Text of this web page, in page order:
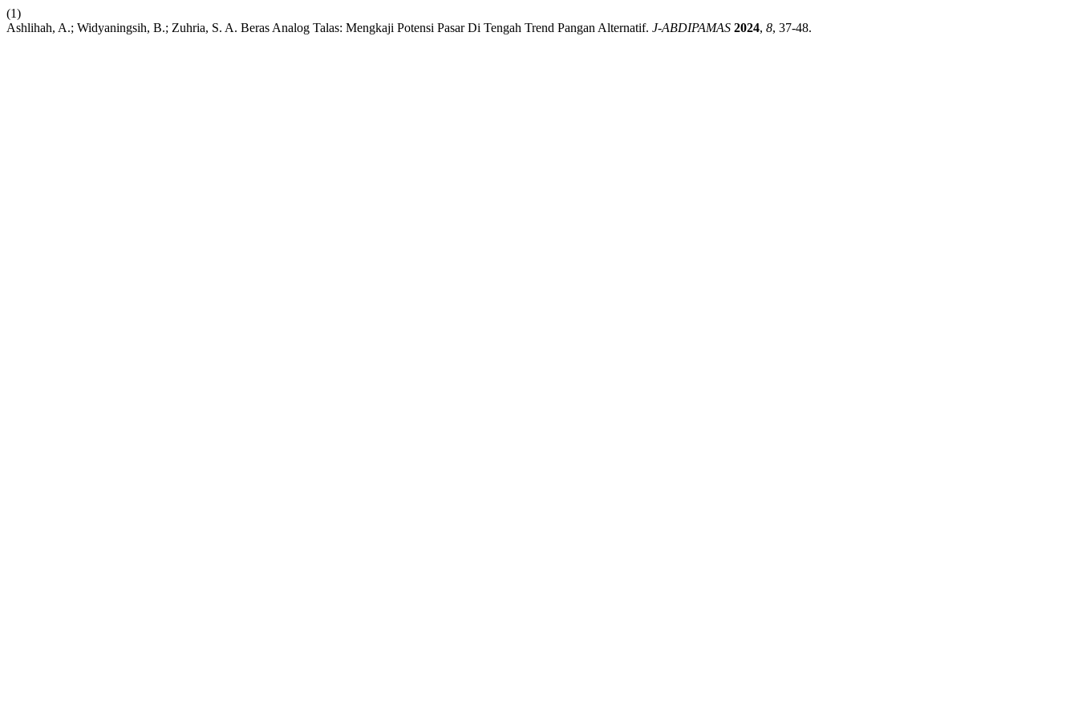
(1)
Ashlihah, A.; Widyaningsih, B.; Zuhria, S. A. Beras Analog Talas: Mengkaji Potensi Pasar Di Tengah Trend Pangan Alternatif. J-ABDIPAMAS 2024, 8, 37-48.